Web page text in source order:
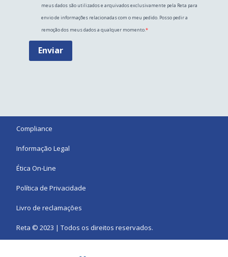
meus dados são utilizados e arquivados exclusivamente pela Reta para
envio de informações relacionadas com o meu pedido. Posso pedir a
remoção dos meus dados a qualquer momento.
Enviar
Compliance
Informação Legal
Ética On-Line
Política de Privacidade
Livro de reclamações
Reta © 2023 | Todos os direitos reservados.